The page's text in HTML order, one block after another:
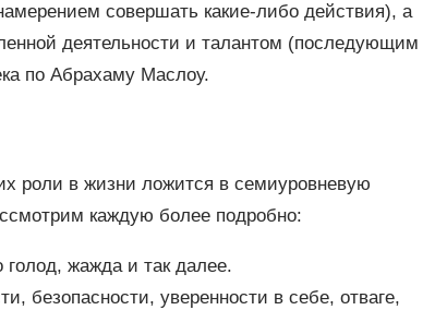
совершать какие-либо действия), а
деятельности и талантом (последующим
по Абрахаму Маслоу.
роли в жизни ложится в семиуровневую
каждую более подробно:
голод, жажда и так далее.
безопасности, уверенности в себе, отваге,